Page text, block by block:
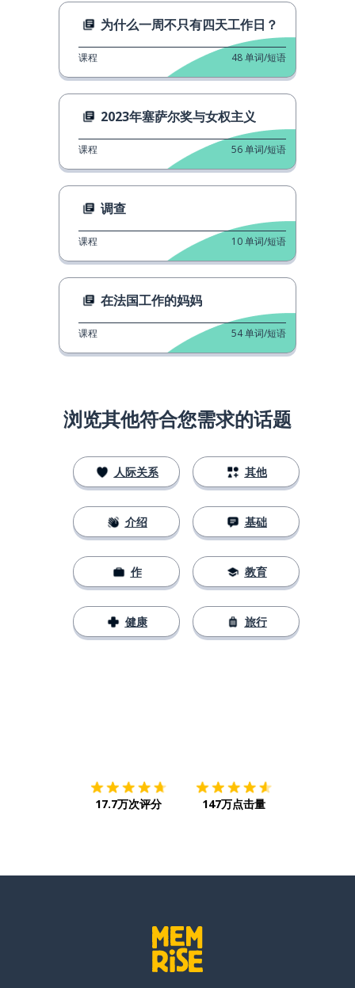
为什么一周不只有四天工作日？
课程 48单词/短语
2023年塞萨尔奖与女权主义
课程 56单词/短语
调查
课程 10单词/短语
在法国工作的妈妈
课程 54单词/短语
浏览其他符合您需求的话题
人际关系
介绍
作
健康
其他
基础
教育
旅行
17.7万次评分 147万点击量